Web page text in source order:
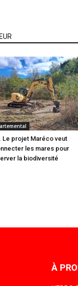
Le projet Maréco veut
les mares pour
la biodiversité